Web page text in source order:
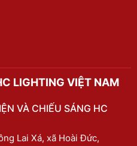
LIGHTING VIỆT NAM
VÀ CHIẾU SÁNG HC
Lai Xá, xã Hoài Đức,